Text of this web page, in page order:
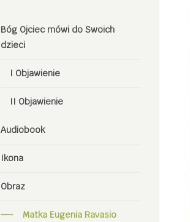
Bóg Ojciec mówi do Swoich
dzieci
I Objawienie
II Objawienie
Audiobook
Ikona
Obraz
Matka Eugenia Ravasio